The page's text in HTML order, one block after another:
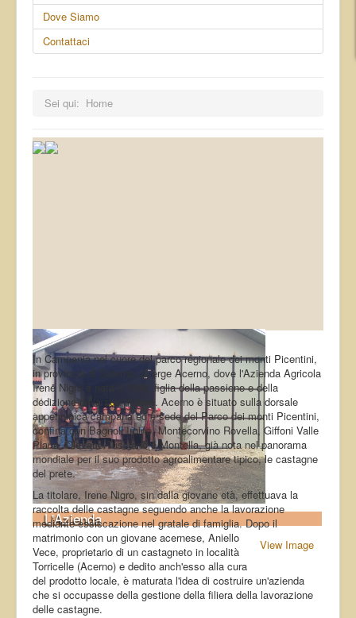
Dove Siamo
Contattaci
Sei qui: Home
L'Azienda
View Image
In Campania nel cuore del parco regionale dei monti Picentini,
in provincia di Salerno, si erge Acerno, dove l'Azienda Agricola
Irene Nigro è nata il 1998, figlia della passione e della
dedizione della sua titolare. Acerno è situato sulla dorsale
appenninica campana ed è sede del Parco dei monti Picentini,
confina con Bagnoli Irpino, Montecorvino Rovella, Giffoni Valle
Piana, Olevano Tusciano e Montella, già nota nel panorama
mondiale per il suo prodotto agroalimentare tipico, le castagne
del prete.
La titolare, Irene Nigro, sin dalla giovane età, effettuava la
raccolta delle castagne seguendo anche la lavorazione
mediante essiccazione nel gratale di famiglia. Dopo il
matrimonio con un giovane acernese, Aniello
Vece, proprietario di un castagneto in località
Torricelle (Acerno) e dedito anch'esso alla cura
del prodotto locale, è maturata l'idea di costruire un'azienda
che si occupasse della gestione della filiera della lavorazione
delle castagne.